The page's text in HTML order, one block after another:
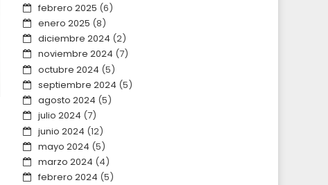
febrero 2025 (6)
enero 2025 (8)
diciembre 2024 (2)
noviembre 2024 (7)
octubre 2024 (5)
septiembre 2024 (5)
agosto 2024 (5)
julio 2024 (7)
junio 2024 (12)
mayo 2024 (5)
marzo 2024 (4)
febrero 2024 (5)